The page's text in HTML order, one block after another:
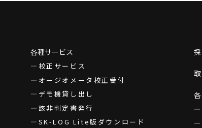
各種サービス
校正サービス
オージオメータ校正受付
デモ機貸し出し
該非判定書発行
SK-LOG Lite版ダウンロード